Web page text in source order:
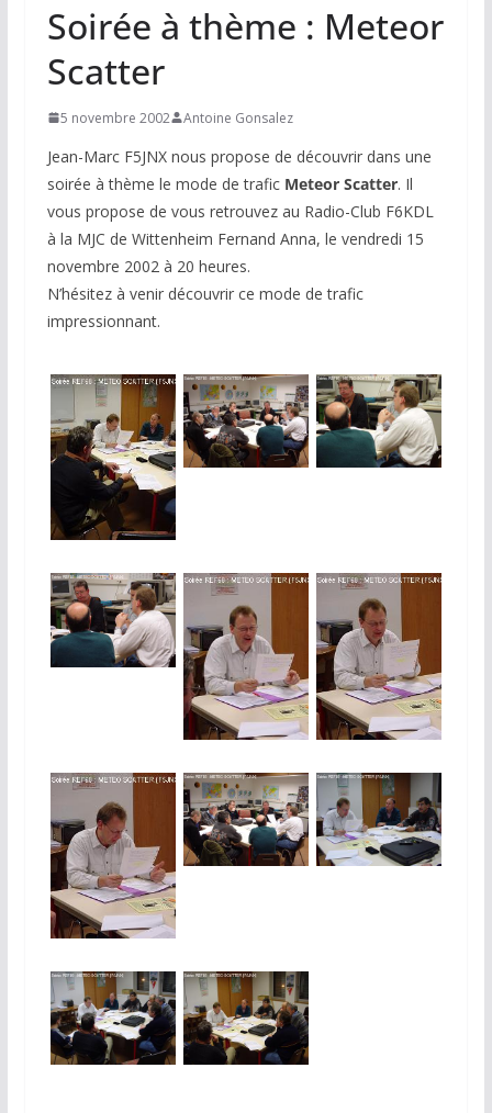
Soirée à thème : Meteor
Scatter
5 novembre 2002 Antoine Gonsalez
Jean-Marc F5JNX nous propose de découvrir dans une
soirée à thème le mode de trafic Meteor Scatter. Il
vous propose de vous retrouvez au Radio-Club F6KDL
à la MJC de Wittenheim Fernand Anna, le vendredi 15
novembre 2002 à 20 heures.
N’hésitez à venir découvrir ce mode de trafic
impressionnant.